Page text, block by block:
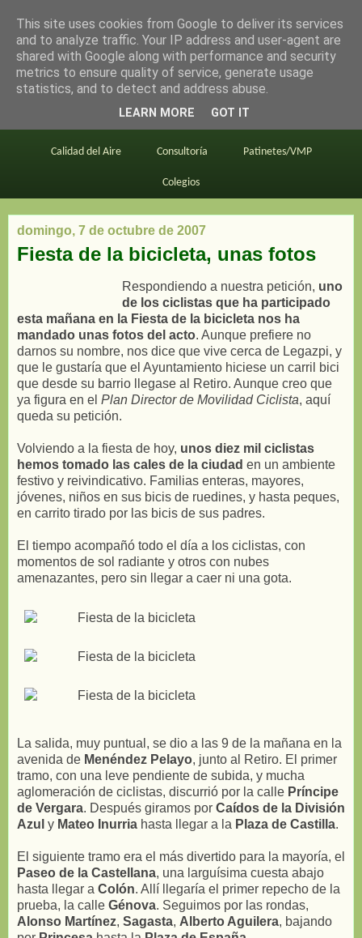
en bici por madrid
Este blog BiciMAD Primeros consejos
Calidad del Aire Consultoría Patinetes/VMP
Colegios
domingo, 7 de octubre de 2007
Fiesta de la bicicleta, unas fotos
Respondiendo a nuestra petición, uno
de los ciclistas que ha participado
esta mañana en la Fiesta de la bicicleta nos ha
mandado unas fotos del acto. Aunque prefiere no
darnos su nombre, nos dice que vive cerca de Legazpi, y
que le gustaría que el Ayuntamiento hiciese un carril bici
que desde su barrio llegase al Retiro. Aunque creo que
ya figura en el Plan Director de Movilidad Ciclista, aquí
queda su petición.
Volviendo a la fiesta de hoy, unos diez mil ciclistas
hemos tomado las cales de la ciudad en un ambiente
festivo y reivindicativo. Familias enteras, mayores,
jóvenes, niños en sus bicis de ruedines, y hasta peques,
en carrito tirado por las bicis de sus padres.
El tiempo acompañó todo el día a los ciclistas, con
momentos de sol radiante y otros con nubes
amenazantes, pero sin llegar a caer ni una gota.
La salida, muy puntual, se dio a las 9 de la mañana en la
avenida de Menéndez Pelayo, junto al Retiro. El primer
tramo, con una leve pendiente de subida, y mucha
aglomeración de ciclistas, discurrió por la calle Príncipe
de Vergara. Después giramos por Caídos de la División
Azul y Mateo Inurria hasta llegar a la Plaza de Castilla.
El siguiente tramo era el más divertido para la mayoría, el
Paseo de la Castellana, una larguísima cuesta abajo
hasta llegar a Colón. Allí llegaría el primer repecho de la
prueba, la calle Génova. Seguimos por las rondas,
Alonso Martínez, Sagasta, Alberto Aguilera, bajando
This site uses cookies from Google to deliver its services
and to analyze traffic. Your IP address and user-agent are
shared with Google along with performance and security
metrics to ensure quality of service, generate usage
statistics, and to detect and address abuse.
LEARN MORE GOT IT